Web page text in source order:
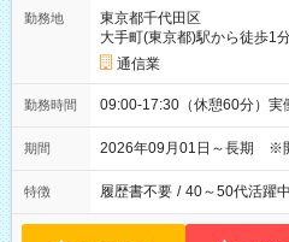
勤務地
東京都千代田区
大手町(東京都)駅から徒歩1
通信業
勤務時間 09:00-17:30（休憩60分）実
期間 2026年09月01日～長期 ※
特徴 履歴書不要 / 40～50代活躍中